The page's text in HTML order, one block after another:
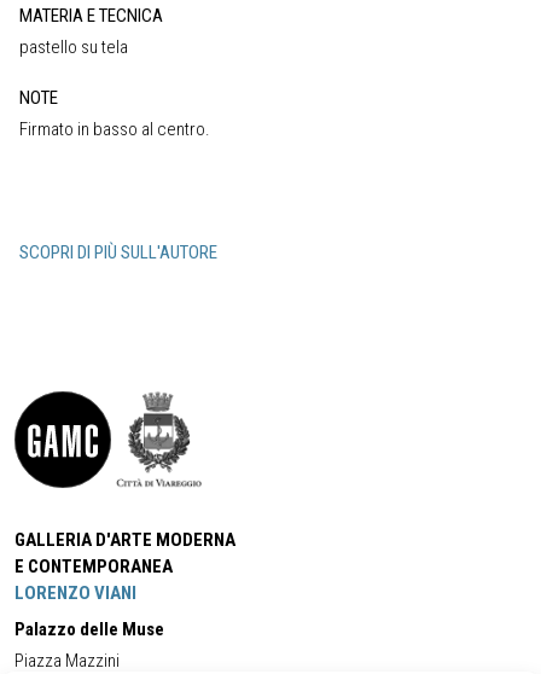
MATERIA E TECNICA
pastello su tela
NOTE
Firmato in basso al centro.
SCOPRI DI PIÙ SULL'AUTORE
GALLERIA D'ARTE MODERNA
E CONTEMPORANEA
LORENZO VIANI
Palazzo delle Muse
Piazza Mazzini